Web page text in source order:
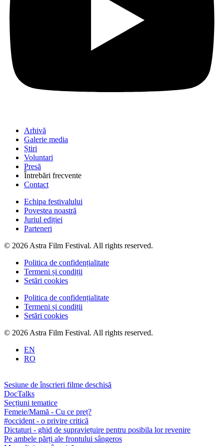
Arhivă
Galerie media
Știri
Voluntari
Presă
Întrebări frecvente
Contact
Echipa festivalului
Povestea noastră
Juriul ediției
Parteneri
© 2026 Astra Film Festival. All rights reserved.
Politica de confidențialitate
Termeni și condiții
Setări cookies
Politica de confidențialitate
Termeni și condiții
Setări cookies
© 2026 Astra Film Festival. All rights reserved.
EN
RO
Sesiune de înscrieri filme deschisă
DocTalks
Secțiuni tematice
Femeie/Mamă - Cu ce preț?
#occident - o privire critică
Dictaturi - ghid de supraviețuire pentru posibila lor revenire
Pe ambele părți ale frontului sângeros